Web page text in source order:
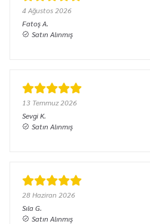
4 Ağustos 2026
FatoşA.
Satın Alınmış
13 Temmuz 2026
SevgiK.
Satın Alınmış
28 Haziran 2026
SılaG.
Satın Alınmış